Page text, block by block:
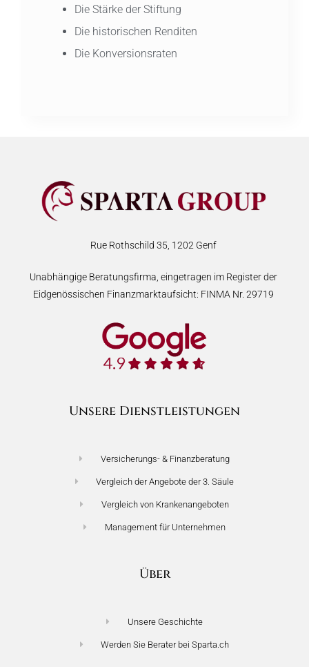
Die Stärke der Stiftung
Die historischen Renditen
Die Konversionsraten
Rue Rothschild 35, 1202 Genf
Unabhängige Beratungsfirma, eingetragen im Register der
Eidgenössischen Finanzmarktaufsicht: FINMA Nr. 29719
Unsere Dienstleistungen
Versicherungs- & Finanzberatung
Vergleich der Angebote der 3. Säule
Vergleich von Krankenangeboten
Management für Unternehmen
Über
Unsere Geschichte
Werden Sie Berater bei Sparta.ch